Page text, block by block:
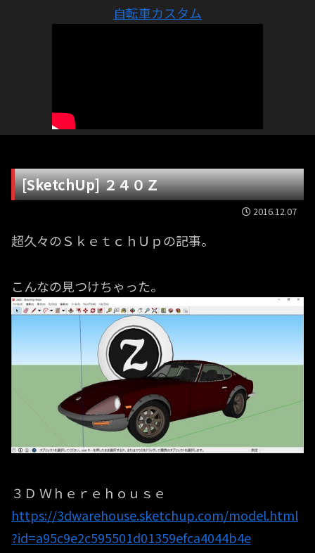
自転車カスタム
[SketchUp] ２４０Ｚ
2016.12.07
超久々のＳｋｅｔｃｈＵｐの記事。
こんなの見つけちゃった。
３Ｄ Ｗｈｅｒｅｈｏｕｓｅ
https://3dwarehouse.sketchup.com/model.html
?id=a95c9e2c595501d01359efca4044b4e